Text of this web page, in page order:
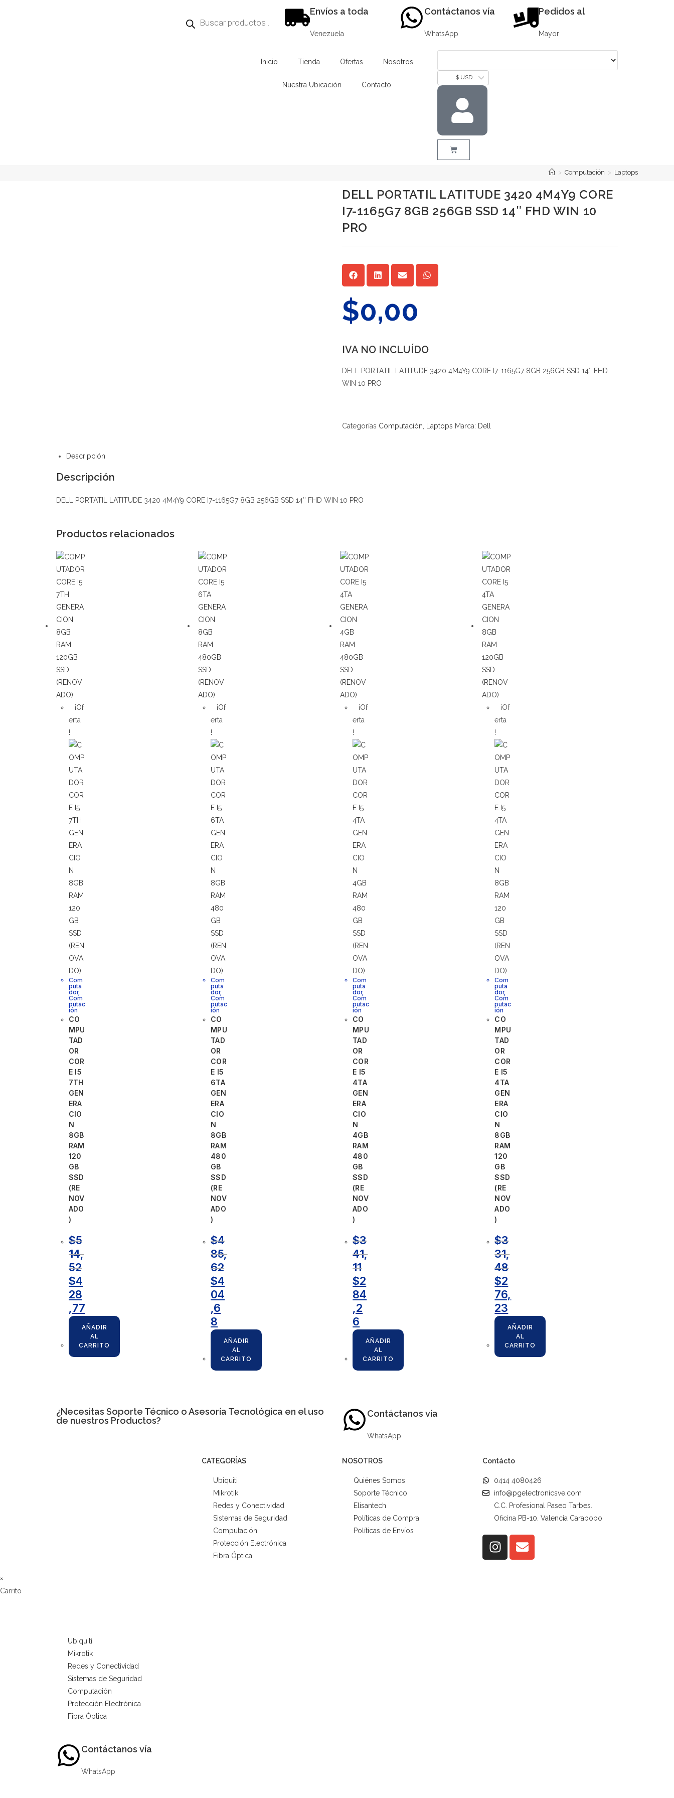
Envíos a toda
Venezuela
Contáctanos vía
WhatsApp
Pedidos al
Mayor
Inicio Tienda Ofertas Nosotros
Nuestra Ubicación Contacto
$ USD
> Computación > Laptops
DELL PORTATIL LATITUDE 3420 4M4Y9 CORE
I7-1165G7 8GB 256GB SSD 14″ FHD WIN 10
PRO
$0,00
IVA NO INCLUÍDO
DELL PORTATIL LATITUDE 3420 4M4Y9 CORE I7-1165G7 8GB 256GB SSD 14″ FHD
WIN 10 PRO
Categorías Computación Laptops Marca: Dell
Descripción
Descripción
DELL PORTATIL LATITUDE 3420 4M4Y9 CORE I7-1165G7 8GB 256GB SSD 14″ FHD WIN 10 PRO
Productos relacionados
¡Of
erta
!
Com
puta
dor,
Com
putac
ión
CO
MPU
TAD
OR
COR
E I5
7TH
GEN
ERA
CIO
N
8GB
RAM
120
GB
SSD
(RE
NOV
ADO
)
$5
14,
52
$4
28
,77
AÑADIR
AL
CARRITO
¡Of
erta
!
Com
puta
dor,
Com
putac
ión
CO
MPU
TAD
OR
COR
E I5
6TA
GEN
ERA
CIO
N
8GB
RAM
480
GB
SSD
(RE
NOV
ADO
)
$4
85,
62
$4
04
,6
8
AÑADIR
AL
CARRITO
¡Of
erta
!
Com
puta
dor,
Com
putac
ión
CO
MPU
TAD
OR
COR
E I5
4TA
GEN
ERA
CIO
N
4GB
RAM
480
GB
SSD
(RE
NOV
ADO
)
$3
41,
11
$2
84
,2
6
AÑADIR
AL
CARRITO
¡Of
erta
!
Com
puta
dor,
Com
putac
ión
CO
MPU
TAD
OR
COR
E I5
4TA
GEN
ERA
CIO
N
8GB
RAM
120
GB
SSD
(RE
NOV
ADO
)
$3
31,
48
$2
76,
23
AÑADIR
AL
CARRITO
¿Necesitas Soporte Técnico o Asesoría Tecnológica en el uso
de nuestros Productos?
Contáctanos vía
WhatsApp
CATEGORÍAS
Ubiquiti
Mikrotik
Redes y Conectividad
Sistemas de Seguridad
Computación
Protección Electrónica
Fibra Óptica
NOSOTROS
Quiénes Somos
Soporte Técnico
Elisantech
Políticas de Compra
Políticas de Envíos
Contácto
0414 4080426
info@pgelectronicsve.com
C.C. Profesional Paseo Tarbes.
Oficina PB-10. Valencia Carabobo
×
Carrito
Ubiquiti
Mikrotik
Redes y Conectividad
Sistemas de Seguridad
Computación
Protección Electrónica
Fibra Óptica
Contáctanos vía
WhatsApp